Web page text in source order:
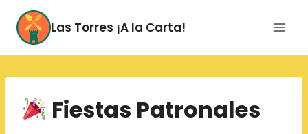
Saltar
contenido
Las Torres ¡A la Carta!
Fiestas Patronales